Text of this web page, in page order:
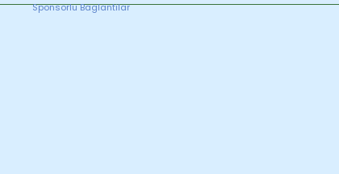
Sponsorlu Baglantilar